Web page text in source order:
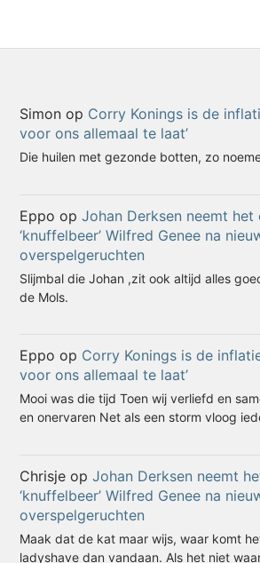
Simon op Corry Konings is de
voor ons allemaal te laat’
Die huilen met gezonde botten, zo
Eppo opJohan Derksen neemt
‘knuffelbeer’ Wilfred Genee na
overspelgeruchten
Slijmbal die Johan ,zit ook altijd alles
de Mols.
Eppo op Corry Konings is de
voor ons allemaal te laat’
Mooi was die tijd Toen wij verliefd en
en onervaren Net als een storm vloog
Chrisje opJohan Derksen neemt
‘knuffelbeer’ Wilfred Genee na
overspelgeruchten
Maak dat de kat maar wijs, waar komt
ladyshave dan vandaan. Als het niet